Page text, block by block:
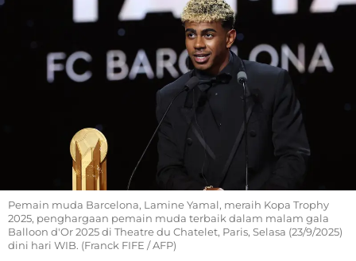
Pemain muda Barcelona, Lamine Yamal, meraih Kopa Trophy
2025, penghargaan pemain muda terbaik dalam malam gala
Balloon d'Or 2025 di Theatre du Chatelet, Paris, Selasa (23/9/2025)
dini hari WIB. (Franck FIFE / AFP)